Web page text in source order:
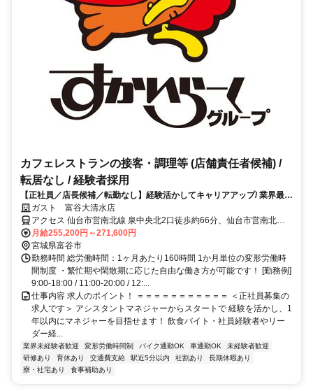
カフェレストランの接客・調理等 (店舗責任者候補) /
転居なし / 経験者採用
【正社員／店長候補／転勤なし】経験活かしてキャリアアップ/ 業界最大
級の昇給・賞与で還元/ 研修充実
ガスト 富谷大清水店
アクセス 仙台市営南北線 泉中央北2口徒歩約66分、仙台市営南北線
八乙女北3口徒歩約80分、仙台市営南北線 黒松（宮城県）徒歩約99分
月給255,200円～271,600円
宮城県富谷市
勤務時間 総労働時間：1ヶ月あたり160時間 1か月単位の変形労働時
間制度 ・繁忙期や閑散期に応じた自由な働き方が可能です！ [勤務例]
9:00-18:00 / 11:00-20:00 / 12:...
仕事内容 求人のポイント！ ＝＝＝＝＝＝＝＝＝＝＝ ＜正社員募集の
求人です＞ アシスタントマネジャーからスタートで 経験を活かし、1
年以内にマネジャーを目指せます！ 飲食バイト・社員経験者やリー
ダー経...
業界未経験者歓迎 変形労働時間制 バイク通勤OK 車通勤OK
未経験者歓迎
研修あり
育休あり 交通費支給 駅近5分以内 社割あり
長期休暇あり
寮・社宅あり
食事補助あり